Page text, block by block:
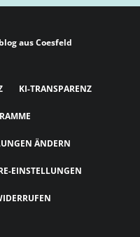
KI-TRANSPARENZ
ÄNDERN
EINSTELLUNGEN